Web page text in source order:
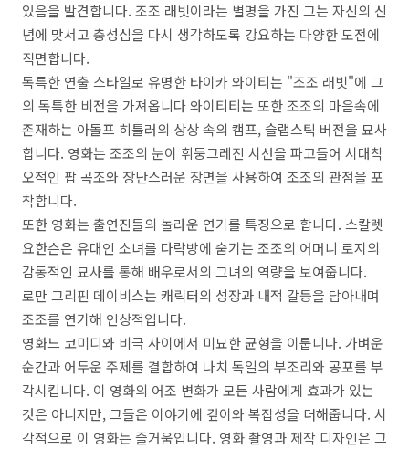
있음을 발견합니다. 조조 래빗이라는 별명을 가진 그는 자신의 신
념에 맞서고 충성심을 다시 생각하도록 강요하는 다양한 도전에
직면합니다.
독특한 연출 스타일로 유명한 타이카 와이티는 "조조 래빗"에 그
의 독특한 비전을 가져옵니다 와이티티는 또한 조조의 마음속에
존재하는 아돌프 히틀러의 상상 속의 캠프, 슬랩스틱 버전을 묘사
합니다. 영화는 조조의 눈이 휘둥그레진 시선을 파고들어 시대착
오적인 팝 곡조와 장난스러운 장면을 사용하여 조조의 관점을 포
착합니다.
또한 영화는 출연진들의 놀라운 연기를 특징으로 합니다. 스칼렛
요한슨은 유대인 소녀를 다락방에 숨기는 조조의 어머니 로지의
감동적인 묘사를 통해 배우로서의 그녀의 역량을 보여줍니다.
로만 그리핀 데이비스는 캐릭터의 성장과 내적 갈등을 담아내며
조조를 연기해 인상적입니다.
영화느 코미디와 비극 사이에서 미묘한 균형을 이룹니다. 가벼운
순간과 어두운 주제를 결합하여 나치 독일의 부조리와 공포를 부
각시킵니다. 이 영화의 어조 변화가 모든 사람에게 효과가 있는
것은 아니지만, 그들은 이야기에 깊이와 복잡성을 더해줍니다. 시
각적으로 이 영화는 즐거움입니다. 영화 촬영과 제작 디자인은 그